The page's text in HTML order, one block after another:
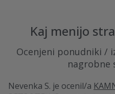
Kaj menijo
Ocenjeni ponudniki /
nagrobne
Nevenka S. je ocenil/a